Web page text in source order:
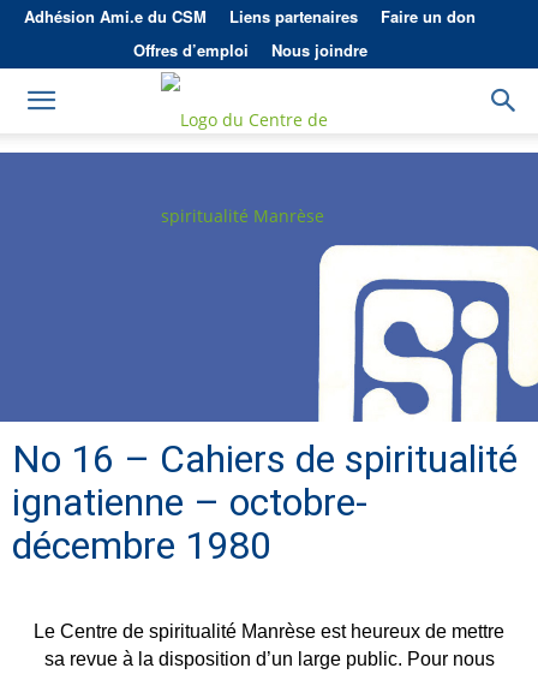
Adhésion Ami.e du CSM Liens partenaires
Faire un don
Offres d’emploi
Nous joindre
No 16 – Cahiers de spiritualité
ignatienne – octobre-
décembre 1980
Le Centre de spiritualité Manrèse est heureux de mettre
sa revue à la disposition d’un large public. Pour nous